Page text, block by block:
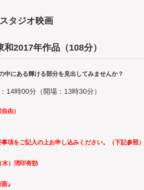
タジオ映画
2017年作品（108分）
中にある輝ける部分を見出してみませんか？
14時00分（開場：13時30分）
由）
項をご記入の上お申し込みください。（下記参照）
）消印有効
』